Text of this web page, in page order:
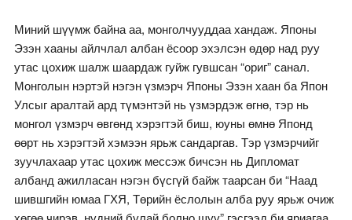
Миний шүүмж байна аа, монголчууддаа хандаж. Японы
Эзэн хааны айлчлал албан ёсоор эхэлсэн өдөр над руу
утас цохиж шалж шаардаж гуйж гувшсан “ориг” санал.
Монголын нэртэй нэгэн үзмэрч Японы Эзэн хаан ба Япон
Улсыг аралтай ард түмэнтэй нь үзмэрдэж өгнө, тэр нь
монгол үзмэрч өвгөнд хэрэгтэй биш, юуны өмнө Японд
өөрт нь хэрэгтэй хэмээн ярьж сандаргав. Тэр үзмэрчийг
зуучлахаар утас цохиж мессэж бичсэн нь Дипломат
албанд ажилласан нэгэн бүсгүй байж таарсан би “Наад
шившгийн юмаа ГХЯ, Төрийн ёслолын алба руу ярьж очиж